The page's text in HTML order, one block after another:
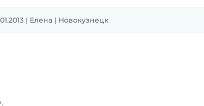
| Елена | Новокузнецк